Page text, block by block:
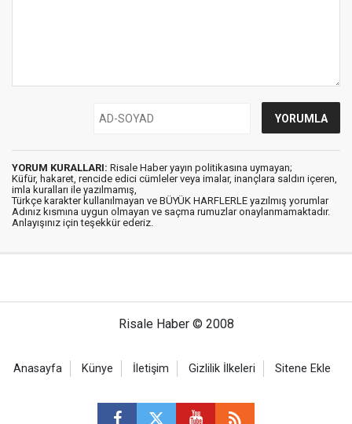
YORUM KURALLARI: Risale Haber yayın politikasına uymayan;
Küfür, hakaret, rencide edici cümleler veya imalar, inançlara saldırı içeren,
imla kuralları ile yazılmamış,
Türkçe karakter kullanılmayan ve BÜYÜK HARFLERLE yazılmış yorumlar
Adınız kısmına uygun olmayan ve saçma rumuzlar onaylanmamaktadır.
Anlayışınız için teşekkür ederiz.
Risale Haber © 2008
Anasayfa Künye İletişim Gizlilik İlkeleri Sitene Ekle